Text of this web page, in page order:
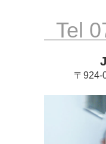
Tel
〒924-